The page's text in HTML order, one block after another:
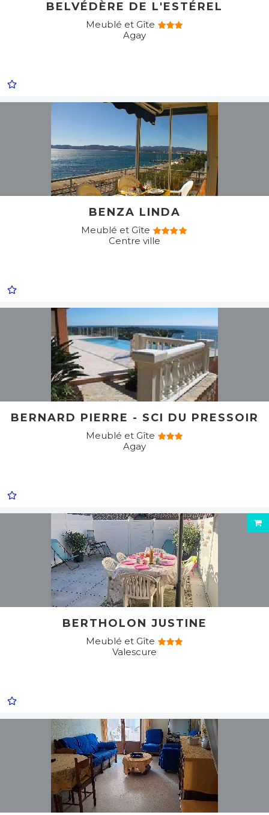
BELVÉDÈRE DE L'ESTÉREL
Meublé et Gîte
Agay
BENZA LINDA
Meublé et Gîte
Centre ville
BERNARD PIERRE - SCI DU PRESSOIR
Meublé et Gîte
Agay
BERTHOLON JUSTINE
Meublé et Gîte
Valescure